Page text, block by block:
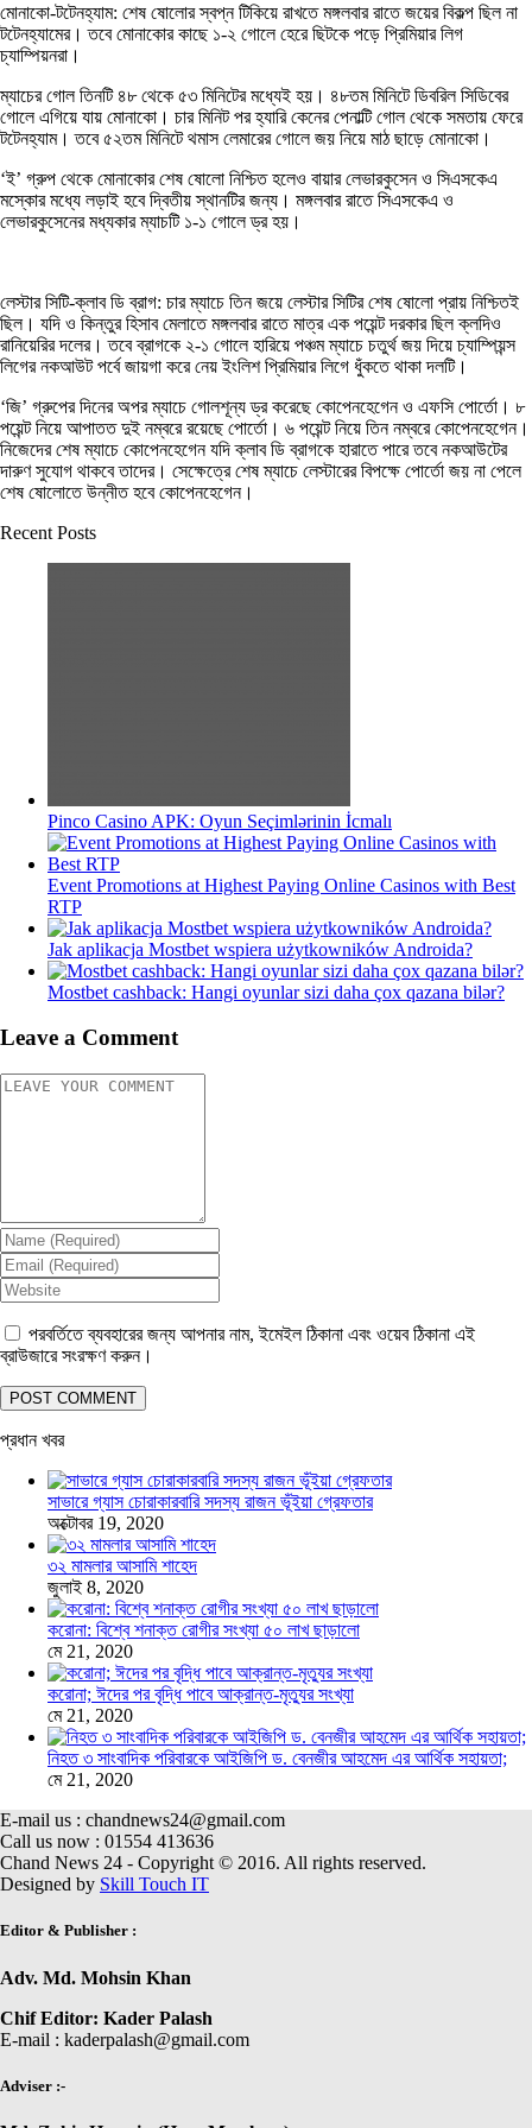
মোনাকো-টটেনহ্যাম: শেষ ষোলোর স্বপ্ন টিকিয়ে রাখতে মঙ্গলবার রাতে জয়ের বিকল্প ছিল না
টটেনহ্যামের। তবে মোনাকোর কাছে ১-২ গোলে হেরে ছিটকে পড়ে প্রিমিয়ার লিগ
চ্যাম্পিয়নরা।
ম্যাচের গোল তিনটি ৪৮ থেকে ৫৩ মিনিটের মধ্যেই হয়। ৪৮তম মিনিটে ডিবরিল সিডিবের
গোলে এগিয়ে যায় মোনাকো। চার মিনিট পর হ্যারি কেনের পেনাল্টি গোল থেকে সমতায় ফেরে
টটেনহ্যাম। তবে ৫২তম মিনিটে থমাস লেমারের গোলে জয় নিয়ে মাঠ ছাড়ে মোনাকো।
‘ই’ গ্রুপ থেকে মোনাকোর শেষ ষোলো নিশ্চিত হলেও বায়ার লেভারকুসেন ও সিএসকেএ
মস্কোর মধ্যে লড়াই হবে দ্বিতীয় স্থানটির জন্য। মঙ্গলবার রাতে সিএসকেএ ও
লেভারকুসেনের মধ্যকার ম্যাচটি ১-১ গোলে ড্র হয়।
লেস্টার সিটি-ক্লাব ডি ব্রাগ: চার ম্যাচে তিন জয়ে লেস্টার সিটির শেষ ষোলো প্রায় নিশ্চিতই
ছিল। যদি ও কিন্তুর হিসাব মেলাতে মঙ্গলবার রাতে মাত্র এক পয়েন্ট দরকার ছিল ক্লদিও
রানিয়েরির দলের। তবে ব্রাগকে ২-১ গোলে হারিয়ে পঞ্চম ম্যাচে চতুর্থ জয় দিয়ে চ্যাম্পিয়ন্স
লিগের নকআউট পর্বে জায়গা করে নেয় ইংলিশ প্রিমিয়ার লিগে ধুঁকতে থাকা দলটি।
‘জি’ গ্রুপের দিনের অপর ম্যাচে গোলশূন্য ড্র করেছে কোপেনহেগেন ও এফসি পোর্তো। ৮
পয়েন্ট নিয়ে আপাতত দুই নম্বরে রয়েছে পোর্তো। ৬ পয়েন্ট নিয়ে তিন নম্বরে কোপেনহেগেন।
নিজেদের শেষ ম্যাচে কোপেনহেগেন যদি ক্লাব ডি ব্রাগকে হারাতে পারে তবে নকআউটের
দারুণ সুযোগ থাকবে তাদের। সেক্ষেত্রে শেষ ম্যাচে লেস্টারের বিপক্ষে পোর্তো জয় না পেলে
শেষ ষোলোতে উন্নীত হবে কোপেনহেগেন।
Recent Posts
Pinco Casino APK: Oyun Seçimlərinin İcmalı
Event Promotions at Highest Paying Online Casinos with Best
RTP
Jak aplikacja Mostbet wspiera użytkowników Androida?
Mostbet cashback: Hangi oyunlar sizi daha çox qazana bilər?
Leave a Comment
পরবর্তিতে ব্যবহারের জন্য আপনার নাম, ইমেইল ঠিকানা এবং ওয়েব ঠিকানা এই
ব্রাউজারে সংরক্ষণ করুন।
প্রধান খবর
সাভারে গ্যাস চোরাকারবারি সদস্য রাজন ভূঁইয়া গ্রেফতার
অক্টোবর 19, 2020
৩২ মামলার আসামি শাহেদ
জুলাই 8, 2020
করোনা: বিশ্বে শনাক্ত রোগীর সংখ্যা ৫০ লাখ ছাড়ালো
মে 21, 2020
করোনা; ঈদের পর বৃদ্ধি পাবে আক্রান্ত-মৃত্যুর সংখ্যা
মে 21, 2020
নিহত ৩ সাংবাদিক পরিবারকে আইজিপি ড. বেনজীর আহমেদ এর আর্থিক সহায়তা;
মে 21, 2020
E-mail us : chandnews24@gmail.com
Call us now : 01554 413636
Chand News 24 - Copyright © 2016. All rights reserved.
Designed by Skill Touch IT
Editor & Publisher :
Adv. Md. Mohsin Khan
Chif Editor: Kader Palash
E-mail : kaderpalash@gmail.com
Adviser :-